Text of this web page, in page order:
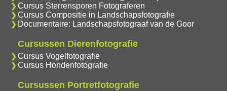
Cursus Sterrensporen Fotograferen
Cursus Compositie in Landschapsfotografie
Documentaire: Landschapsfotograaf van de Goor
Cursussen Dierenfotografie
Cursus Vogelfotografie
Cursus Hondenfotografie
Cursussen Portretfotografie